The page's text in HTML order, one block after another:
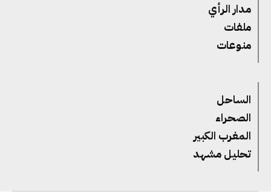
مدار الرأي
ملفات
منوعات
الساحل
الصحراء
المغرب الكبير
تحليل مشهد